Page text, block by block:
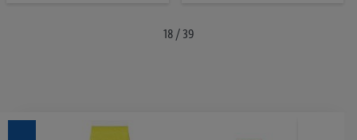
18 / 39